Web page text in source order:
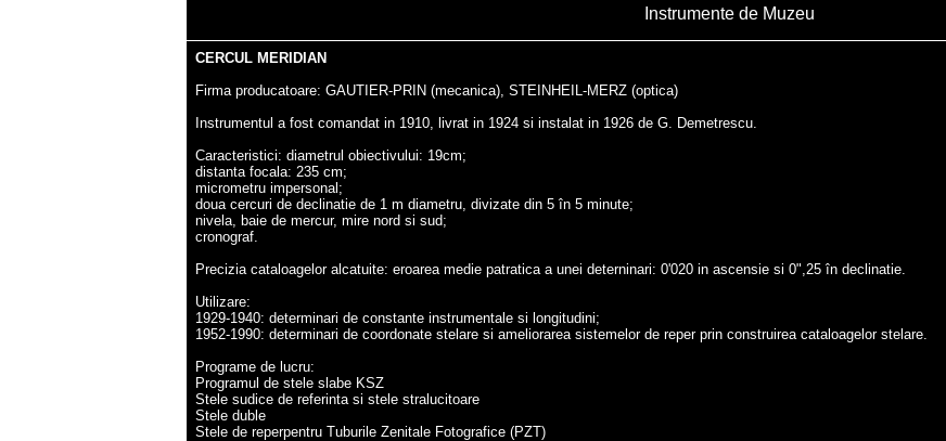
nstrumente de Muzeu
CERCUL MERIDIAN
Firma producatoare: GAUTIER-PRIN (mecanica), STEINHEIL-MERZ (optica)
Instrumentul a fost comandat in 1910, livrat in 1924 si instalat in 1926 de G. Demetrescu.
Caracteristici: diametrul obiectivului: 19cm;
distanta focala: 235 cm;
micrometru impersonal;
doua cercuri de declinatie de 1 m diametru, divizate din 5 în 5 minute;
nivela, baie de mercur, mire nord si sud;
cronograf.
Precizia cataloagelor alcatuite: eroarea medie patratica a unei deterninari: 0'020 in ascensie si 0",25 în declinatie.
Utilizare:
1929-1940: determinari de constante instrumentale si longitudini;
1952-1990: determinari de coordonate stelare si ameliorarea sistemelor de reper prin construirea cataloagelor stelare.
Programe de lucru:
Programul de stele slabe KSZ
Stele sudice de referinta si stele stralucitoare
Stele duble
Stele de reperpentru Tuburile Zenitale Fotografice (PZT)